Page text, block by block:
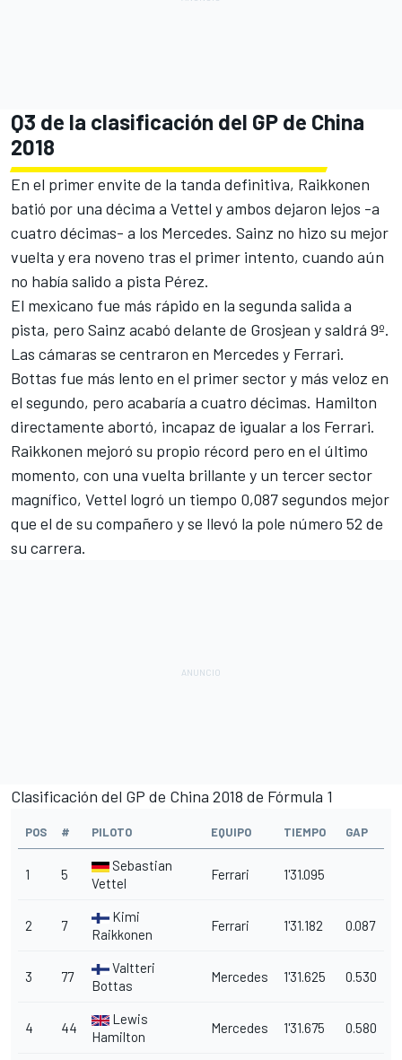
Q3 de la clasificación del GP de China
2018
En el primer envite de la tanda definitiva, Raikkonen
batió por una décima a Vettel y ambos dejaron lejos -a
cuatro décimas- a los Mercedes. Sainz no hizo su mejor
vuelta y era noveno tras el primer intento, cuando aún
no había salido a pista Pérez.
El mexicano fue más rápido en la segunda salida a
pista, pero Sainz acabó delante de Grosjean y saldrá 9º.
Las cámaras se centraron en Mercedes y Ferrari.
Bottas fue más lento en el primer sector y más veloz en
el segundo, pero acabaría a cuatro décimas. Hamilton
directamente abortó, incapaz de igualar a los Ferrari.
Raikkonen mejoró su propio récord pero en el último
momento, con una vuelta brillante y un tercer sector
magnífico, Vettel logró un tiempo 0,087 segundos mejor
que el de su compañero y se llevó la pole número 52 de
su carrera.
Clasificación del GP de China 2018 de Fórmula 1
POS # PILOTO EQUIPO TIEMPO GAP
1 5
Sebastian
Vettel
Ferrari 1'31.095
2 7
Kimi
Raikkonen
Ferrari 1'31.182 0.087
3 77
Valtteri
Bottas
Mercedes 1'31.625 0.530
4 44
Lewis
Hamilton
Mercedes 1'31.675 0.580